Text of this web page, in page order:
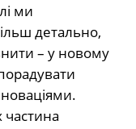
ми
детально,
– у новому